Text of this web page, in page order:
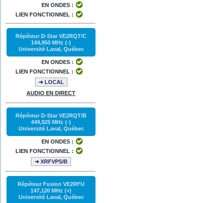
EN ONDES :
LIEN FONCTIONNEL :
Répéteur D-Star VE2RQT/C
144,950 MHz (-)
Université Laval, Québec
EN ONDES :
LIEN FONCTIONNEL :
➜ LOCAL
AUDIO EN DIRECT
Répéteur D-Star VE2RQT/B
449,925 MHz (-)
Université Laval, Québec
EN ONDES :
LIEN FONCTIONNEL :
➜ XRFVPS/B
Répéteur Fusion VE2RFU
147,120 MHz (+)
Université Laval, Québec